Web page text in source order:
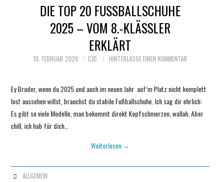
DIE TOP 20 FUSSBALLSCHUHE 2
025 – VOM 8.-KLÄSSLER E
RKLÄRT
10. FEBRUAR 2026 CJD HINTERLASSE EINEN KOMMENTAR
Ey Bruder, wenn du 2025 und auch im neuen Jahr auf’m Platz nicht komplett
lost aussehen willst, brauchst du stabile Fußballschuhe. Ich sag dir ehrlich:
Es gibt so viele Modelle, man bekommt direkt Kopfschmerzen, wallah. Aber
chill, ich hab für dich…
Weiterlesen →
ALLGEMEIN